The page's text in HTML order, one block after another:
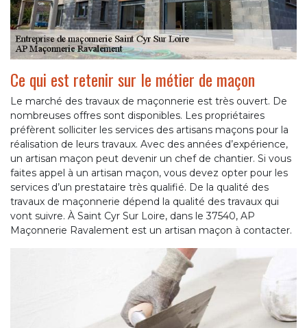
Ce qui est retenir sur le métier de maçon
Le marché des travaux de maçonnerie est très ouvert. De
nombreuses offres sont disponibles. Les propriétaires
préfèrent solliciter les services des artisans maçons pour la
réalisation de leurs travaux. Avec des années d’expérience,
un artisan maçon peut devenir un chef de chantier. Si vous
faites appel à un artisan maçon, vous devez opter pour les
services d’un prestataire très qualifié. De la qualité des
travaux de maçonnerie dépend la qualité des travaux qui
vont suivre. À Saint Cyr Sur Loire, dans le 37540, AP
Maçonnerie Ravalement est un artisan maçon à contacter.